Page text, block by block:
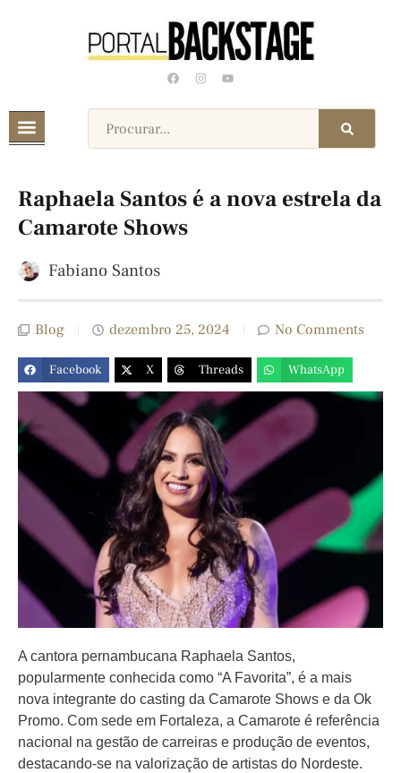
Raphaela Santos é a nova estrela da
Camarote Shows
Fabiano Santos
Blog dezembro 25, 2024 No Comments
Facebook X Threads WhatsApp
A cantora pernambucana Raphaela Santos,
popularmente conhecida como “A Favorita”, é a mais
nova integrante do casting da Camarote Shows e da Ok
Promo. Com sede em Fortaleza, a Camarote é referência
nacional na gestão de carreiras e produção de eventos,
destacando-se na valorização de artistas do Nordeste.